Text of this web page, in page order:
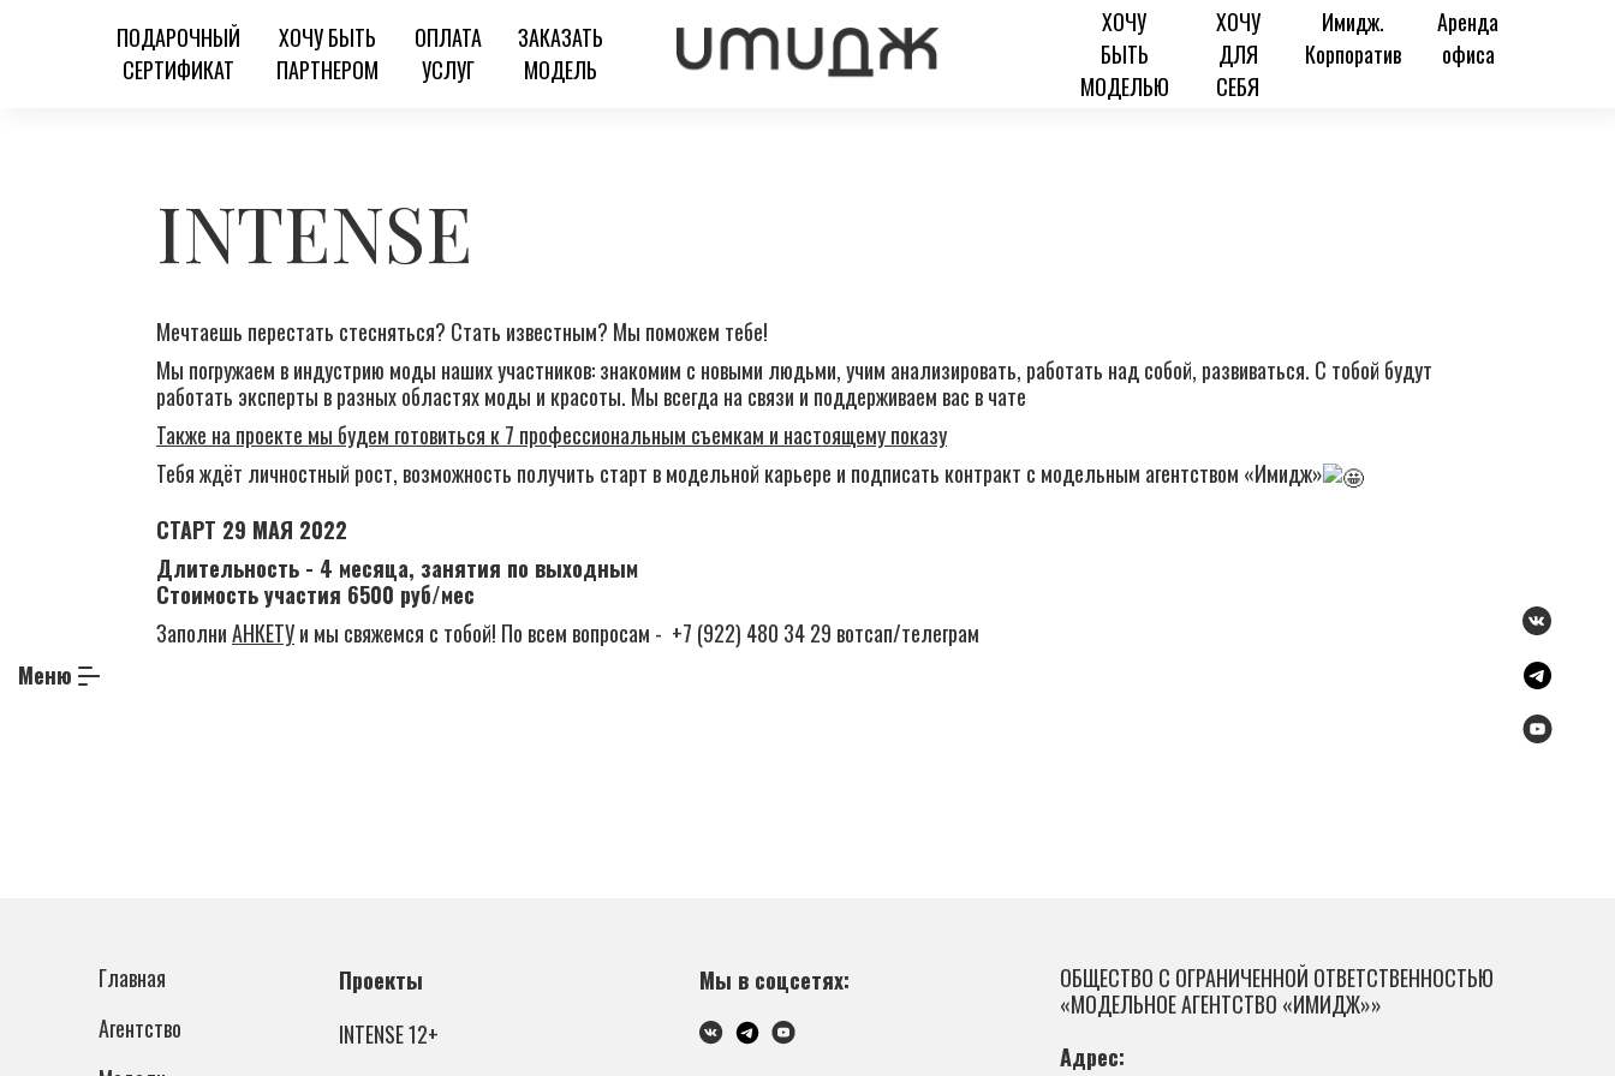
ПОДАРОЧНЫЙ
СЕРТИФИКАТ
ХОЧУ БЫТЬ
ПАРТНЕРОМ
ОПЛАТА
УСЛУГ
ЗАКАЗАТЬ
МОДЕЛЬ
ХОЧУ
БЫТЬ
МОДЕЛЬЮ
ХОЧУ
ДЛЯ
СЕБЯ
Имидж.
Корпоратив
Аренда
офиса
Меню
INTENSE
Мечтаешь перестать стесняться? Стать известным? Мы поможем тебе!
Мы погружаем в индустрию моды наших участников: знакомим с новыми людьми, учим анализировать, работать над собой, развиваться. С тобой будут
работать эксперты в разных областях моды и красоты. Мы всегда на связи и поддерживаем вас в чате
Также на проекте мы будем готовиться к 7 профессиональным съемкам и настоящему показу
Тебя ждёт личностный рост, возможность получить старт в модельной карьере и подписать контракт с модельным агентством «Имидж»
СТАРТ 29 МАЯ 2022
Длительность - 4 месяца, занятия по выходным
Стоимость участия 6500 руб/мес
ЗаполниАНКЕТУи мы свяжемся с тобой! По всем вопросам - +7 (922) 480 34 29 вотсап/телеграм
Главная
Агентство
Проекты
INTENSE 12+
Мы в соцсетях:
ОБЩЕСТВО С ОГРАНИЧЕННОЙ ОТВЕТСТВЕННОСТЬЮ
«МОДЕЛЬНОЕ АГЕНТСТВО «ИМИДЖ»»
Адрес: